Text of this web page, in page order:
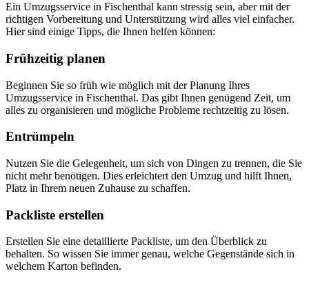
Ein Umzugsservice in Fischenthal kann stressig sein, aber mit der
richtigen Vorbereitung und Unterstützung wird alles viel einfacher.
Hier sind einige Tipps, die Ihnen helfen können:
Frühzeitig planen
Beginnen Sie so früh wie möglich mit der Planung Ihres
Umzugsservice in Fischenthal. Das gibt Ihnen genügend Zeit, um
alles zu organisieren und mögliche Probleme rechtzeitig zu lösen.
Entrümpeln
Nutzen Sie die Gelegenheit, um sich von Dingen zu trennen, die Sie
nicht mehr benötigen. Dies erleichtert den Umzug und hilft Ihnen,
Platz in Ihrem neuen Zuhause zu schaffen.
Packliste erstellen
Erstellen Sie eine detaillierte Packliste, um den Überblick zu
behalten. So wissen Sie immer genau, welche Gegenstände sich in
welchem Karton befinden.